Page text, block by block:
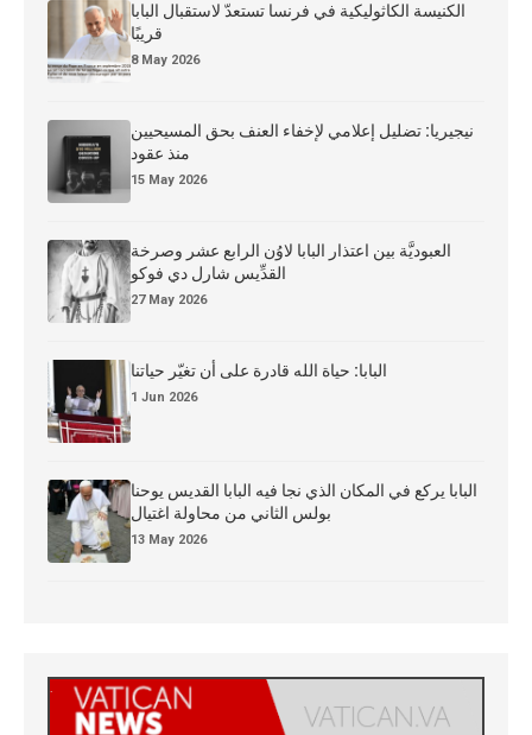
الكنيسة الكاثوليكية في فرنسا تستعدّ لاستقبال البابا
قريبًا
8 May 2026
نيجيريا: تضليل إعلامي لإخفاء العنف بحق المسيحيين
منذ عقود
15 May 2026
العبوديَّة بين اعتذار البابا لاوُن الرابع عشر وصرخة
القدِّيس شارل دي فوكو
27 May 2026
البابا: حياة الله قادرة على أن تغيّر حياتنا
1 Jun 2026
البابا يركع في المكان الذي نجا فيه البابا القديس يوحنا
بولس الثاني من محاولة اغتيال
13 May 2026